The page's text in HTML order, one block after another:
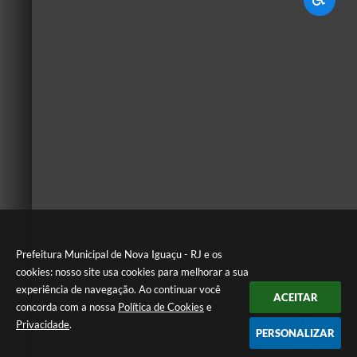
Prefeitura Municipal de Nova Iguaçu - RJ e os
cookies: nosso site usa cookies para melhorar a sua
experiência de navegação. Ao continuar você
concorda com a nossa Política de Cookies e
Privacidade.
ACEITAR
PERSONALIZAR